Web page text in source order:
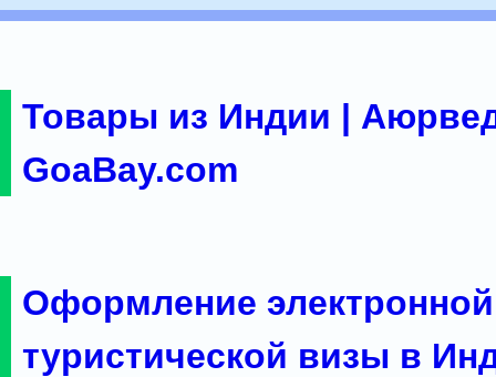
Товары из Индии |
GoaBay.com
Оформление электронной
туристической визы в